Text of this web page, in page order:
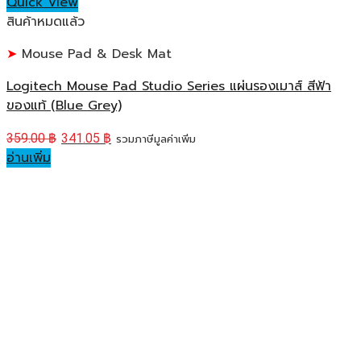
สินค้าหมดแล้ว
Mouse Pad & Desk Mat
Logitech Mouse Pad Studio Series แผ่นรองเมาส์ สีฟ้า
ของแท้ (Blue Grey)
359.00฿ 341.05 ฿ รวมภาษีมูลค่าเพิ่ม
อ่านเพิ่ม